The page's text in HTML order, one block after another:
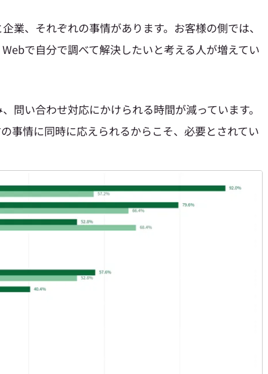
業、それぞれの事情があります。お客様の側では、
で自分で調べて解決したいと考える人が増えてい
問い合わせ対応にかけられる時間が減っています。
事情に同時に応えられるからこそ、必要とされてい